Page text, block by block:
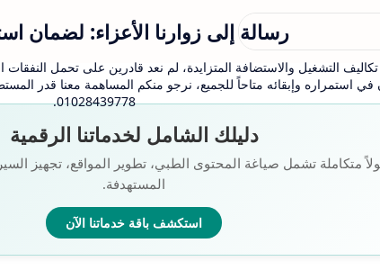
رسالة إلى زوارنا الأعزاء: لضمان
التشغيل والاستضافة المتزايدة، لم نعد قادرين على تحمل النفقات
في استمراره وإبقائه متاحاً للجميع، نرجو منكم المساهمة معنا قدر
01028439778.
دليلك الشامل لخدماتنا الرقمية
متكاملة تشمل صياغة المحتوى الطبي، تطوير المواقع، تجهيز السيرة
المستهدفة.
استكشف باقة خدماتنا الآن